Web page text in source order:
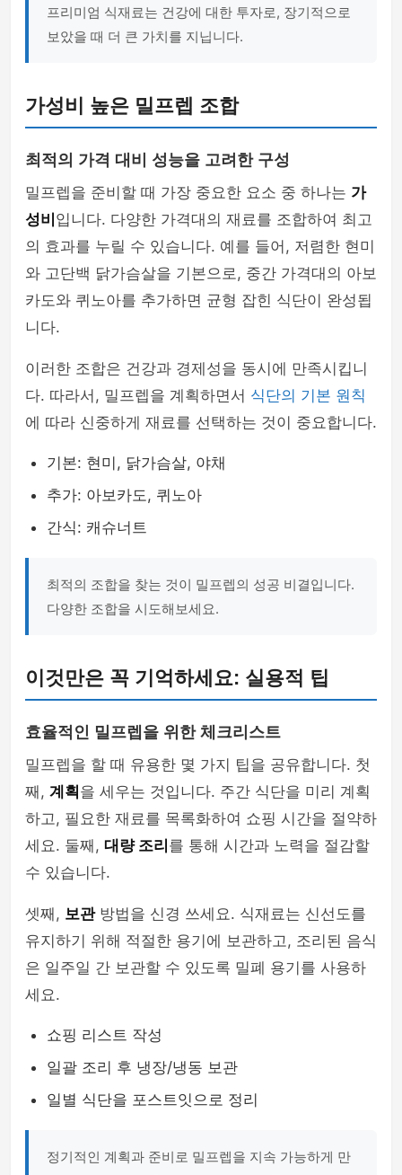
프리미엄 식재료는 건강에 대한 투자로, 장기적으로
보았을 때 더 큰 가치를 지닙니다.
가성비 높은 밀프렙 조합
최적의 가격 대비 성능을 고려한 구성
밀프렙을 준비할 때 가장 중요한 요소 중 하나는 가
성비 입니다. 다양한 가격대의 재료를 조합하여 최고
의 효과를 누릴 수 있습니다. 예를 들어, 저렴한 현미
와 고단백 닭가슴살을 기본으로, 중간 가격대의 아보
카도와 퀴노아를 추가하면 균형 잡힌 식단이 완성됩
니다.
이러한 조합은 건강과 경제성을 동시에 만족시킵니
다. 따라서, 밀프렙을 계획하면서 식단의 기본 원칙
에 따라 신중하게 재료를 선택하는 것이 중요합니다.
기본: 현미, 닭가슴살, 야채
추가: 아보카도, 퀴노아
간식: 캐슈너트
최적의 조합을 찾는 것이 밀프렙의 성공 비결입니다.
다양한 조합을 시도해보세요.
이것만은 꼭 기억하세요: 실용적 팁
효율적인 밀프렙을 위한 체크리스트
밀프렙을 할 때 유용한 몇 가지 팁을 공유합니다. 첫
째, 계획 을 세우는 것입니다. 주간 식단을 미리 계획
하고, 필요한 재료를 목록화하여 쇼핑 시간을 절약하
세요. 둘째, 대량 조리 를 통해 시간과 노력을 절감할
수 있습니다.
셋째, 보관방법을 신경 쓰세요. 식재료는 신선도를
유지하기 위해 적절한 용기에 보관하고, 조리된 음식
은 일주일 간 보관할 수 있도록 밀폐 용기를 사용하
세요.
쇼핑 리스트 작성
일괄 조리 후 냉장/냉동 보관
일별 식단을 포스트잇으로 정리
정기적인 계획과 준비로 밀프렙을 지속 가능하게 만